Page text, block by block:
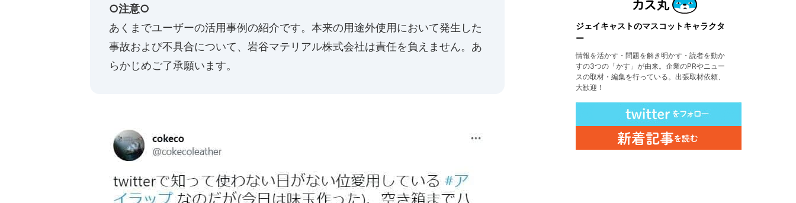
○注意○
あくまでユーザーの活用事例の紹介です。本来の用途外使用において発生した
事故および不具合について、岩谷マテリアル株式会社は責任を負えません。あ
らかじめご了承願います。
ジェイキャストのマスコットキャラクタ
ー
情報を活かす・問題を解き明かす・読者を動か
すの3つの「かす」が由来。企業のPRやニュー
スの取材・編集を行っている。出張取材依頼、
大歓迎！